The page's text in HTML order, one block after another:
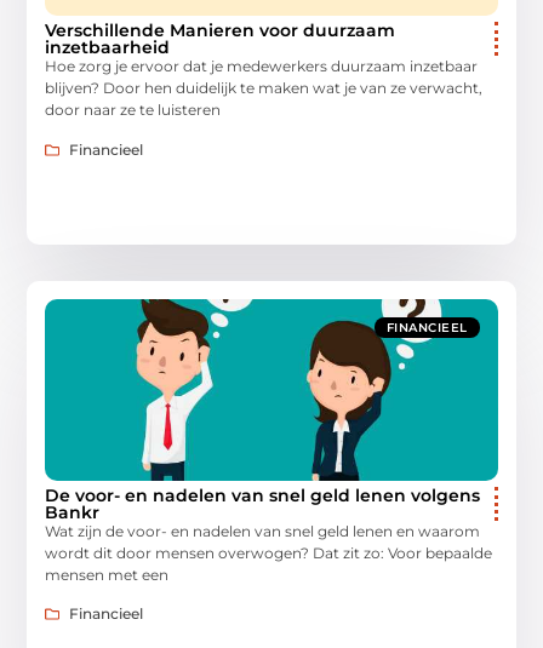
Verschillende Manieren voor duurzaam
inzetbaarheid
Hoe zorg je ervoor dat je medewerkers duurzaam inzetbaar
blijven? Door hen duidelijk te maken wat je van ze verwacht,
door naar ze te luisteren
Financieel
FINANCIEEL
De voor- en nadelen van snel geld lenen volgens
Bankr
Wat zijn de voor- en nadelen van snel geld lenen en waarom
wordt dit door mensen overwogen? Dat zit zo: Voor bepaalde
mensen met een
Financieel